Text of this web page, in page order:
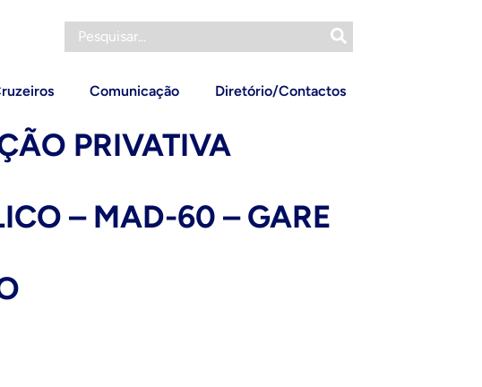
Comunicação Diretório/Contactos
PRIVATIVA
– MAD-60 – GARE